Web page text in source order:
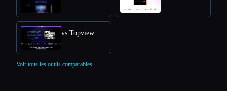
vs Topview AI URL to Video
Voir tous les outils comparables.